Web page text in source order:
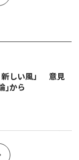
新しい風」 意見
｣から